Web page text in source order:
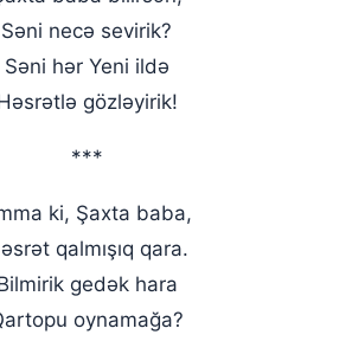
Səni necə sevirik?
Səni hər Yeni ildə
gözləyirik!
***
ki, Şaxta baba,
qalmışıq qara.
gedək hara
oynamağa?